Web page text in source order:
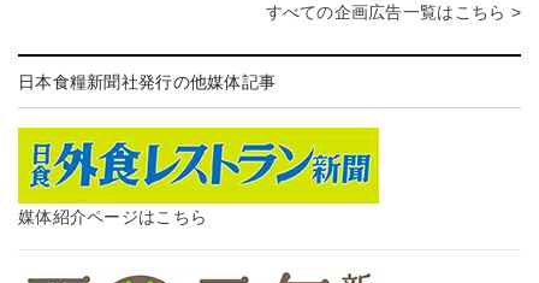
すべての企画広告一覧はこちら >
日本食糧新聞社発行の他媒体記事
媒体紹介ページはこちら